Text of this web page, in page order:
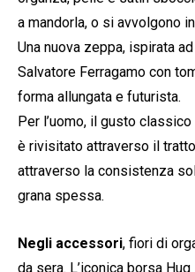
a mandorla, o si avvolgono
Una nuova zeppa, ispirata
Salvatore Ferragamo con
forma allungata e futurista.
Per l’uomo, il gusto
è rivisitato attraverso il
attraverso la consistenza
grana spessa.
Negli accessori, fiori di
da sera. L’iconica borsa